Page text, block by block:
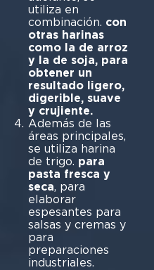
utiliza en
combinación. con
otras harinas
como la de arroz
y la de soja, para
obtener un
resultado ligero,
digerible, suave
y crujiente.
Además de las
áreas principales,
se utiliza harina
de trigo. para
pasta fresca y
seca, para
elaborar
espesantes para
salsas y cremas y
para
preparaciones
industriales.